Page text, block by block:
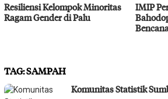
Resiliensi Kelompok Minoritas
Ragam Gender di Palu
IMIP
TAG:SAMPAH
Komunitas Statistik